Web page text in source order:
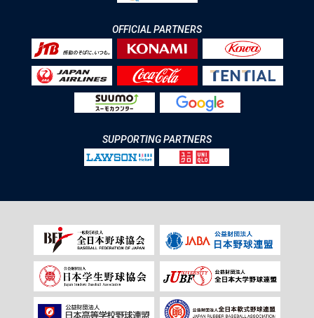
OFFICIAL PARTNERS
SUPPORTING PARTNERS